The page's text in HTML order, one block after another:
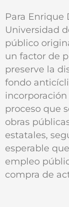
Para Enrique
Universidad
público
un factor de
preserve la
fondo
proceso que
obras
estatales,
esperable
empleo
compra de